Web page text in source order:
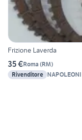
Frizione Laverda
35 €Roma (RM)
Rivenditore